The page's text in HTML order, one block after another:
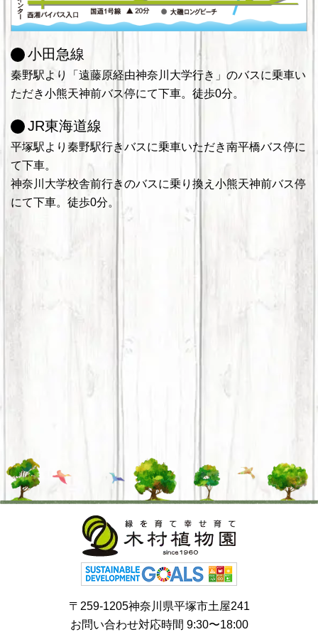
小田急線
秦野駅より「遠藤原経由神奈川大学行き」のバスに乗車い
ただき小熊天神前バス停にて下車。徒歩0分。
JR東海道線
平塚駅より秦野駅行きバスに乗車いただき南平橋バス停に
て下車。
神奈川大学校舎前行きのバスに乗り換え小熊天神前バス停
にて下車。徒歩0分。
〒259-1205神奈川県平塚市土屋241
お問い合わせ対応時間 9:30〜18:00